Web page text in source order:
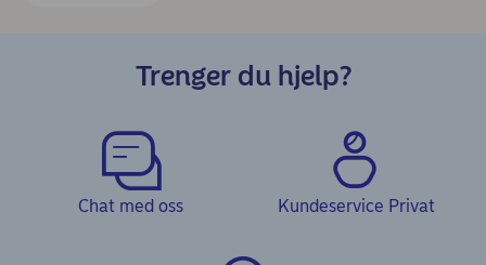
Trenger du hjelp?
Chat med oss Kundeservice Privat